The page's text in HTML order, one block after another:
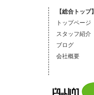
【総合トップ】
トップページ
スタッフ紹介
ブログ
会社概要